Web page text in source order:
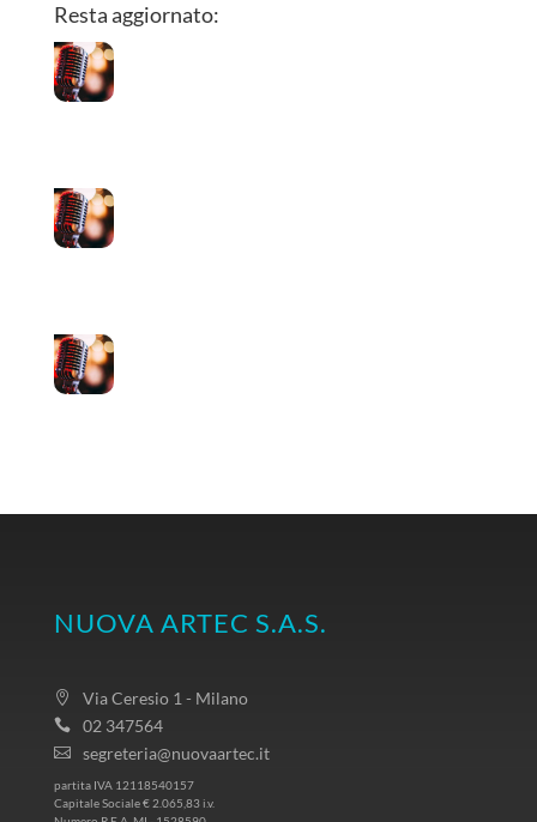
Resta aggiornato:
NUOVA ARTEC S.A.S.
Via Ceresio 1 - Milano
02 347564
segreteria@nuovaartec.it
partita IVA 12118540157
Capitale Sociale € 2.065,83 i.v.